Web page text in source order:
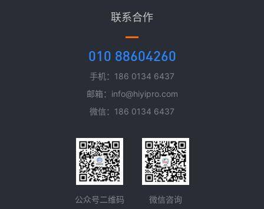
联系合作
010 88604260
手机：186 0134 6437
邮箱：info@hiyipro.com
微信：186 0134 6437
公众号二维码 微信咨询